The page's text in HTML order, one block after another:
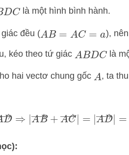
DC là một hình bình hành.
đều (AB=A C=a ),
kéo theo tứ giác ABDC là
hai vectơ chung gốc A, ta
D→⇒ |AB→ +AC → =|AD →